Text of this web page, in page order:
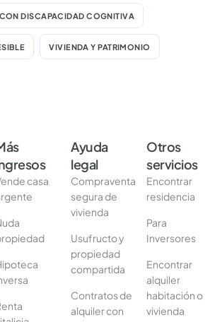
DISCAPACIDAD COGNITIVA
VIVIENDA Y PATRIMONIO
casa
Ayuda
legal
Compraventa
segura de
vivienda
Usufructo y
propiedad
compartida
Contratos de
alquiler con
Otros
servicios
Encontrar
residencia
Para
Inversores
Encontrar
alquiler
habitación o
vivienda